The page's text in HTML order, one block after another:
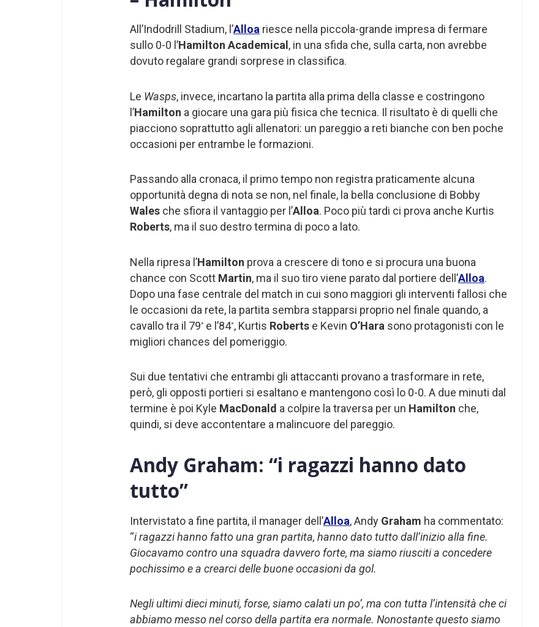
All’Indodrill Stadium, l’Alloa riesce nella piccola-grande impresa di fermare
sullo 0-0 l’Hamilton Academical , in una sfida che, sulla carta, non avrebbe
dovuto regalare grandi sorprese in classifica.
Le Wasps, invece, incartano la partita alla prima della classe e costringono
l’Hamilton a giocare una gara più fisica che tecnica. Il risultato è di quelli che
piacciono soprattutto agli allenatori: un pareggio a reti bianche con ben poche
occasioni per entrambe le formazioni.
Passando alla cronaca, il primo tempo non registra praticamente alcuna
opportunità degna di nota se non, nel finale, la bella conclusione di Bobby
Wales che sfiora il vantaggio per l’Alloa. Poco più tardi ci prova anche Kurtis
Roberts, ma il suo destro termina di poco a lato.
Nella ripresa l’Hamilton prova a crescere di tono e si procura una buona
chance con Scott Martin, ma il suo tiro viene parato dal portiere dell’Alloa.
Dopo una fase centrale del match in cui sono maggiori gli interventi fallosi che
le occasioni da rete, la partita sembra stapparsi proprio nel finale quando, a
cavallo tra il 79° e l’84°, Kurtis Roberts e Kevin O’Hara sono protagonisti con le
migliori chances del pomeriggio.
Sui due tentativi che entrambi gli attaccanti provano a trasformare in rete,
però, gli opposti portieri si esaltano e mantengono così lo 0-0. A due minuti dal
termine è poi Kyle MacDonald a colpire la traversa per un Hamilton che,
quindi, si deve accontentare a malincuore del pareggio.
Andy Graham: “i ragazzi hanno dato
tutto”
Intervistato a fine partita, il manager dell’Alloa, Andy Graham ha commentato:
“i ragazzi hanno fatto una gran partita, hanno dato tutto dall’inizio alla fine.
Giocavamo contro una squadra davvero forte, ma siamo riusciti a concedere
pochissimo e a crearci delle buone occasioni da gol.
Negli ultimi dieci minuti, forse, siamo calati un po’, ma con tutta l’intensità che ci
abbiamo messo nel corso della partita era normale. Nonostante questo siamo